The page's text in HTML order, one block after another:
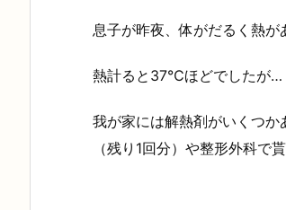
息子が昨夜、体がだるく熱が
熱計ると37℃ほどでしたが…
我が家には解熱剤がいくつ
（残り1回分）や整形外科で